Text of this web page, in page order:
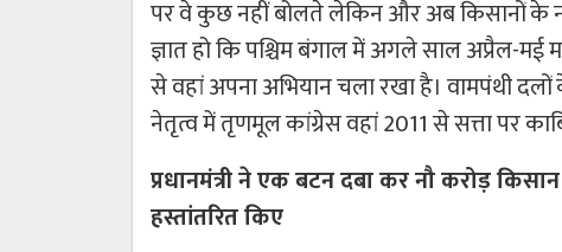
पर वे कुछ नहीं बोलते लेकिन और अब किसानों के
ज्ञात हो कि पश्चिम बंगाल में अगले साल अप्रैल-
से वहां अपना अभियान चला रखा है। वामपंथी
नेतृत्व में तृणमूल कांग्रेस वहां 2011 से सत्ता पर
प्रधानमंत्री ने एक बटन दबा कर नौ करोड़
हस्तांतरित किए